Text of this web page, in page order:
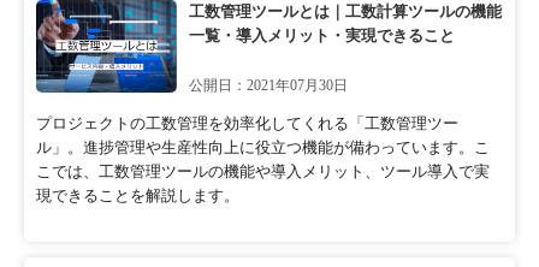
工数管理ツールとは｜工数計算ツールの機能
一覧・導入メリット・実現できること
公開日：2021年07月30日
プロジェクトの工数管理を効率化してくれる「工数管理ツー
ル」。進捗管理や生産性向上に役立つ機能が備わっています。こ
こでは、工数管理ツールの機能や導入メリット、ツール導入で実
現できることを解説します。